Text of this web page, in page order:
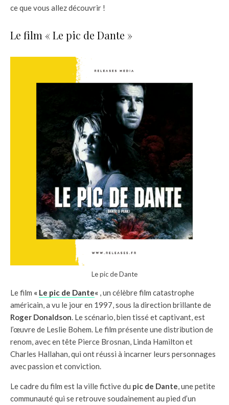
ce que vous allez découvrir !
Le film « Le pic de Dante »
Le pic de Dante
Le film « Le pic de Dante« , un célèbre film catastrophe
américain, a vu le jour en 1997, sous la direction brillante de
Roger Donaldson. Le scénario, bien tissé et captivant, est
l’œuvre de Leslie Bohem. Le film présente une distribution de
renom, avec en tête Pierce Brosnan, Linda Hamilton et
Charles Hallahan, qui ont réussi à incarner leurs personnages
avec passion et conviction.
Le cadre du film est la ville fictive du pic de Dante, une petite
communauté qui se retrouve soudainement au pied d’un